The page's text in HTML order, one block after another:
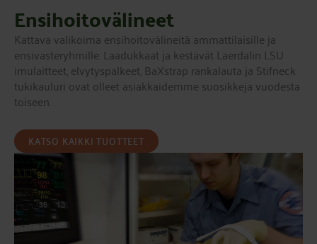
Ensihoitovälineet
Kattava valikoima ensihoitovälineitä ammattilaisille ja
ensivasteryhmille. Laadukkaat ja kestävät Laerdalin LSU
imulaitteet, elvytyspalkeet, BaXstrap rankalauta ja Stifneck
tukikauluri ovat olleet asiakkaidemme suosikkeja vuodesta
toiseen.
KATSO KAIKKI TUOTTEET